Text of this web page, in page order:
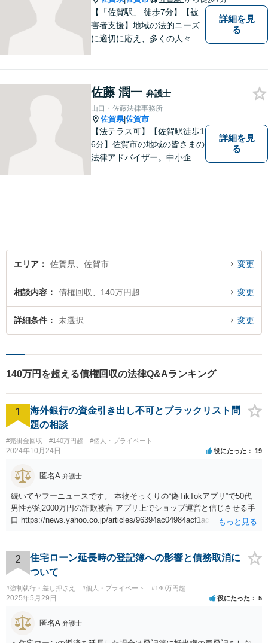
【「佐賀駅」 徒歩7分】【被
害者支援】地域の法的ニーズ
に適切に応え、多くの人々の
ぐように、丁寧にお悩みをお
伺いいたします。
詳細を見
る
佐藤 潤一 弁護士
山口・佐藤法律事務所
佐賀県|佐賀市
【法テラス可】【佐賀駅徒歩1
6分】佐賀市の地域の皆さまの
法律アドバイザー。中小企業
詳細を見
る
エリア 佐賀県、佐賀市 変更
相談内容 債権回収、140万円超 変更
詳細条件 未選択 変更
140万円を超える債権回収の法律Q&Aランキング
1
海外銀行の資金引き出し不可とブラックリスト問
題の相談
#売掛金回収 #140万円超 #個人・プライベート
2024年10月24日 役にたった 19
匿名A 弁護士
続いてヤフーニュースです。 本物そっくりの“偽TikTokアプリ”で50代
男性が約2000万円の詐欺被害 アプリ上でショップ運営と信じさせる手
口 https://news.yahoo.co.jp/articles/96394ac04984acf1acaa293f13ccf5
2
住宅ローン延長時の登記簿への影響と債務取消に
ついて
#強制執行・差し押さえ #個人・プライベート #140万円超
2025年5月29日 役にたった 5
匿名A 弁護士